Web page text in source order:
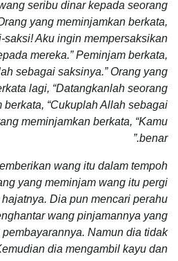
seribu dinar kepada seorang
yang meminjamkan berkata,
saksi! Aku ingin mempersaksikan
mereka.” Peminjam berkata,
sebagai saksinya.” Orang yang
lagi, “Datangkanlah seorang
berkata, “Cukuplah Allah sebagai
meminjamkan berkata, “Kamu
benar.”
wang itu dalam tempoh
yang meminjam wang itu pergi
Dia pun mencari perahu
wang pinjamannya yang
Namun dia tidak
dia mengambil kayu dan